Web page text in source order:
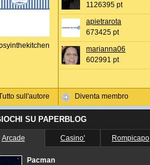
sull'autore
1126395 pt
apietrarota
673425 pt
marianna06
602991 pt
Diventa membro
SU PAPERBLOG
Arcade Casino' Rompicapo
Pacman